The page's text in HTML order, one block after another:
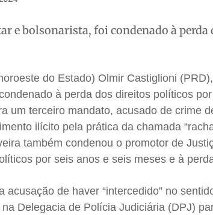
e bolsonarista, foi condenado à
do Estado) Olmir Castiglioni
à perda dos direitos políticos
um terceiro mandato, acusado de crime
ilícito pela prática da chamada
também condenou o promotor de
por seis anos e seis meses e à
acusação de haver “intercedido” no
Delegacia de Polícia Judiciária (DPJ)